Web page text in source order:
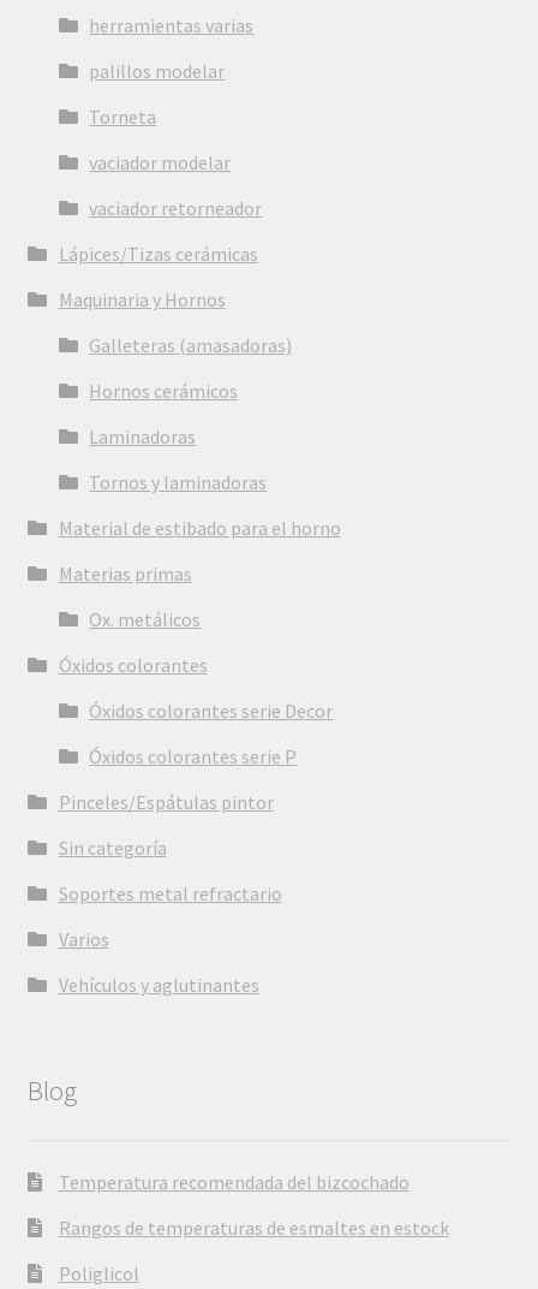
herramientas varias
palillos modelar
Torneta
vaciador modelar
vaciador retorneador
Lápices/Tizas cerámicas
Maquinaria y Hornos
Galleteras (amasadoras)
Hornos cerámicos
Laminadoras
Tornos y laminadoras
Material de estibado para el horno
Materias primas
Ox. metálicos
Óxidos colorantes
Óxidos colorantes serie Decor
Óxidos colorantes serie P
Pinceles/Espátulas pintor
Sin categoría
Soportes metal refractario
Varios
Vehículos y aglutinantes
Blog
Temperatura recomendada del bizcochado
Rangos de temperaturas de esmaltes en estock
Poliglicol